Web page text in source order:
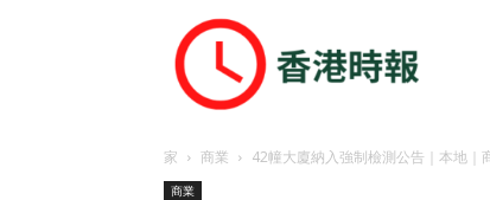
港
時
家 商業 42幢大廈納入強制檢測公告｜本地｜
商業